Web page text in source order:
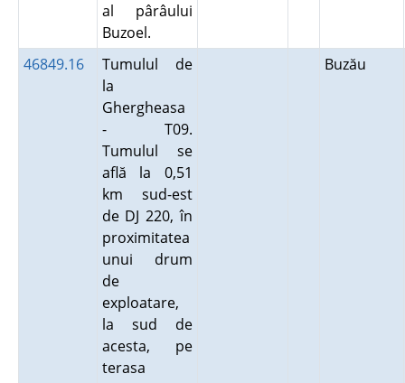
al pârâului
Buzoel.
46849.16
Tumulul de
la
Ghergheasa
- T09.
Tumulul se
află la 0,51
km sud-est
de DJ 220, în
proximitatea
unui drum
de
exploatare,
la sud de
acesta, pe
terasa
Buzău